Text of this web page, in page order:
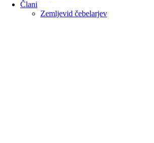
Člani
Zemljevid čebelarjev